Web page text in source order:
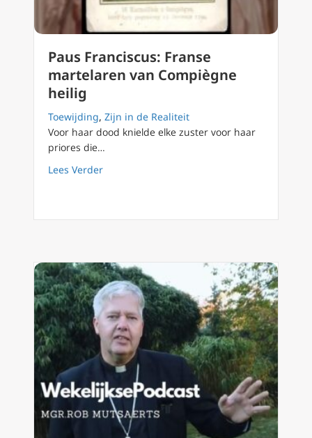
Paus Franciscus: Franse
martelaren van Compiègne
heilig
Toewijding, Zijn in de Realiteit
Voor haar dood knielde elke zuster voor haar
priores die…
Lees Verderabout Paus Franciscus: Franse martelaren